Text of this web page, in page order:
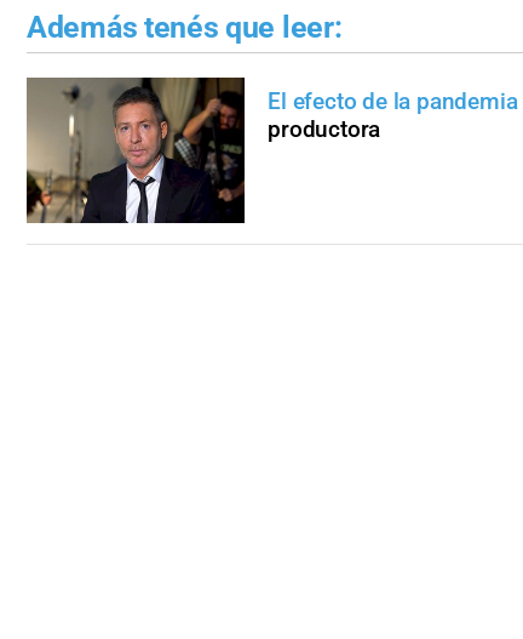
Además tenés que leer:
El efecto de la pandemia
productora